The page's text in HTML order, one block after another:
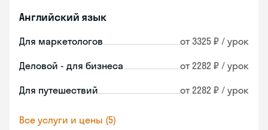
Английский язык
Для маркетологов от 3325 ₽ / урок
Деловой - для бизнеса от 2282 ₽ / урок
Для путешествий от 2282 ₽ / урок
Все услуги и цены (5)